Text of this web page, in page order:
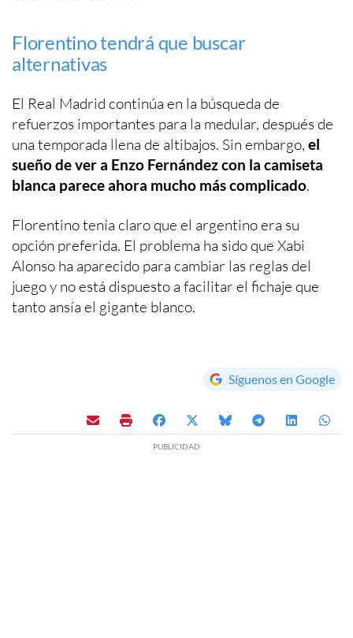
Florentino tendrá que buscar
alternativas
El Real Madrid continúa en la búsqueda de
refuerzos importantes para la medular, después de
una temporada llena de altibajos. Sin embargo, el
sueño de ver a Enzo Fernández con la camiseta
blanca parece ahora mucho más complicado.
Florentino tenía claro que el argentino era su
opción preferida. El problema ha sido que Xabi
Alonso ha aparecido para cambiar las reglas del
juego y no está dispuesto a facilitar el fichaje que
tanto ansía el gigante blanco.
Síguenos en Google